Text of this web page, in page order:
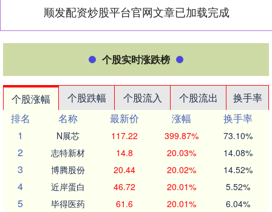
顺发配资炒股平台官网文章已加载完成
个股实时涨跌榜
个股涨幅 个股跌幅 个股流入 个股流出
换手率
排名
名称 最新价 涨幅
换手率
1
N展芯 117.22 399.87% 73.10%
2 志特新材 14.8 20.03% 14.08%
3 博腾股份 20.44 20.02% 14.52%
4 近岸蛋白 46.72 20.01% 5.52%
5 毕得医药 61.6 20.01% 6.04%